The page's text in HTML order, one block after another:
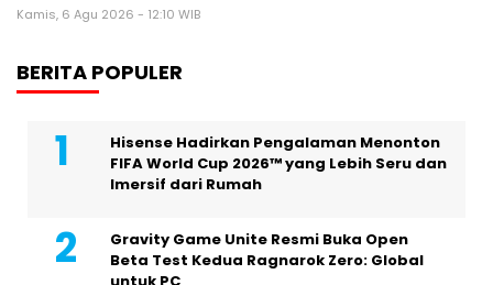
Kamis, 6 Agu 2026 - 12:10 WIB
BERITA POPULER
Hisense Hadirkan Pengalaman Menonton
FIFA World Cup 2026™ yang Lebih Seru dan
Imersif dari Rumah
Gravity Game Unite Resmi Buka Open
Beta Test Kedua Ragnarok Zero: Global